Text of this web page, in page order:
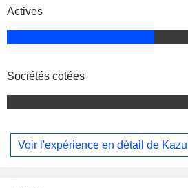
Actives
Sociétés cotées
Voir l'expérience en détail de